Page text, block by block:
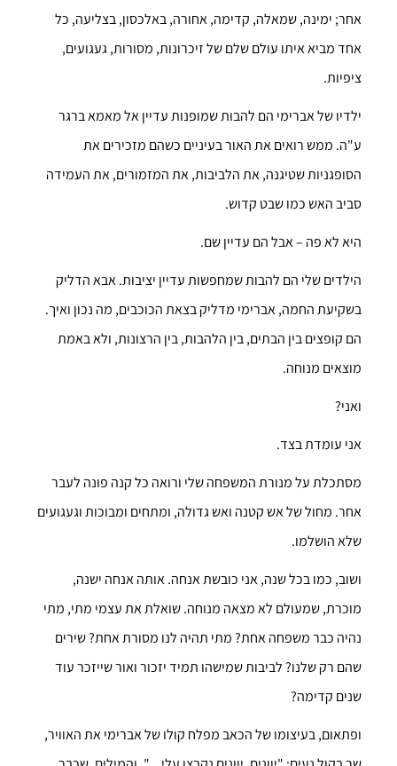
אחר; ימינה, שמאלה, קדימה, אחורה, באלכסון, בצליעה, כל
אחד מביא איתו עולם שלם של זיכרונות, מסורות, געגועים,
ציפיות.
ילדיו של אברימי הם להבות שמופנות עדיין אל מאמא ברגר
ע"ה. ממש רואים את האור בעיניים כשהם מזכירים את
הסופגניות שטיגנה, את הלביבות, את המזמורים, את העמידה
סביב האש כמו שבט קדוש.
היא לא פה – אבל הם עדיין שם.
הילדים שלי הם להבות שמחפשות עדיין יציבות. אבא הדליק
בשקיעת החמה, אברימי מדליק בצאת הכוכבים, מה נכון ואיך.
הם קופצים בין הבתים, בין הלהבות, בין הרצונות, ולא באמת
מוצאים מנוחה.
ואני?
אני עומדת בצד.
מסתכלת על מנורת המשפחה שלי ורואה כל קנה פונה לעבר
אחר. מחול של אש קטנה ואש גדולה, ומתחים ומבוכות וגעגועים
שלא הושלמו.
ושוב, כמו בכל שנה, אני כובשת אנחה. אותה אנחה ישנה,
מוכרת, שמעולם לא מצאה מנוחה. שואלת את עצמי מתי, מתי
נהיה כבר משפחה אחת? מתי תהיה לנו מסורת אחת? שירים
שהם רק שלנו? לביבות שמישהו תמיד יזכור ואור שייזכר עוד
שנים קדימה?
ופתאום, בעיצומו של הכאב מפלח קולו של אברימי את האוויר,